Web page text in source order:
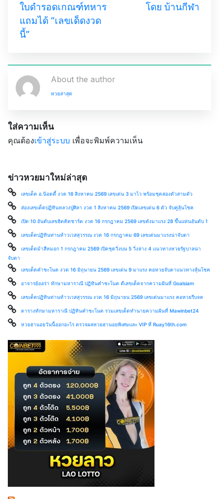
ใบดำรอดเกณฑ์ทหาร
แถมได้ “เลขเด็ดงวด
นี้”
โดย บ้านกีฬา
About the author
หวยล่าสุด
ใส่ความเห็น
คุณต้องเข้าสู่ระบบ เพื่อจะพิมพ์ความเห็น
ข่าวหวยมาใหม่ล่าสุด
เลขเด็ด อ.น๊อตตี้ งวด 16 สิงหาคม 2569 เลขเด่น 3 มาไว พร้อมชุดสองตัวสามตัว
ส่องเลขเด็ดปฏิทินหลวงปู่ศิลา งวด 1 สิงหาคม 2569 เปิดเลขเด่น 6 ตัว จับคู่ลุ้นโชค
เปิด 10 อันดับเลขฮิตติดชาร์ต งวด 16 กรกฎาคม 2569 เลขดังมาแรง 28 ขึ้นแท่นอันดับ 1
เลขเด็ดปฏิทินท่านท้าวเวสสุวรรณ งวด 16 กรกฎาคม 69 เลขเด่นมาแรงน่าจับตา
เลขเด็ดม้าสีหมอก 1 กรกฎาคม 2569 เปิดชุดวิ่งบน 5 วิ่งล่าง 4 แนวทางหวยรัฐบาลน่า
จับตา
เลขเด็ดคำชะโนด งวด 16 มิถุนายน 2569 เลขเด่น 9 มาแรง คอหวยจับตาแนวทางลุ้นโชค
อาจารย์ออร่า ทักษามหาราณี ปฏิทินคำชะโนด ตีเลขเด็ดจากความฝันที่ Goalsiam
เลขเด็ดปฏิทินท่านท้าวเวสสุวรรณ งวด 16 มิถุนายน 2569 เลขเด่นมาแรง คอหวยรีบจด
ตารางทักษามหาราณี ปฏิทินคำชะโนด รวมเลขเด็ดทำนายความฝันที่ Mawinbet24
หวยฮานอยวันนี้ออกอะไร ตรวจผลหวยฮานอยพิเศษและ VIP ที่ Ruay16th.com